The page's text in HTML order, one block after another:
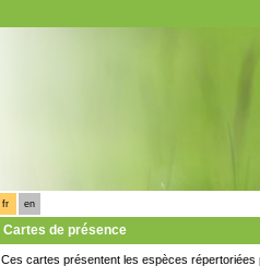
fr en
Cartes de présence
Ces cartes présentent les espèces répertoriées